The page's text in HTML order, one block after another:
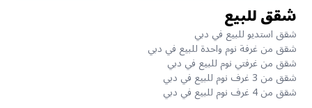
شقق للبيع
شقق استديو للبيع في دبي
شقق من غرفة نوم واحدة للبيع في دبي
شقق من غرفتي نوم للبيع في دبي
شقق من 3 غرف نوم للبيع في دبي
شقق من 4 غرف نوم للبيع في دبي